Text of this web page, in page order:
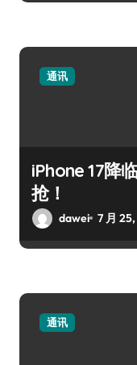
通讯
iPhone 17降
抢！
dawei 7 月
通讯